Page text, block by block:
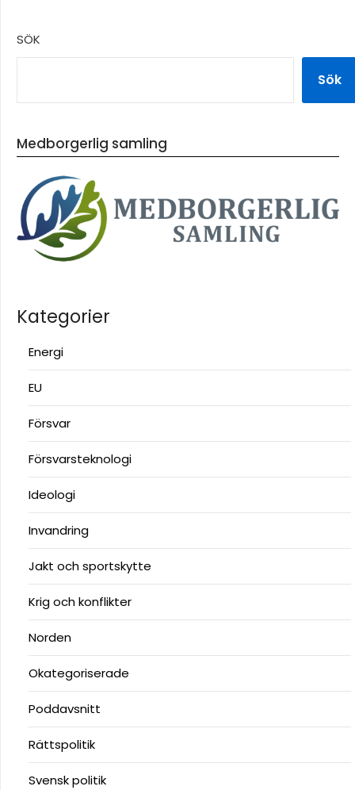
SÖK
Sök
Medborgerlig samling
Kategorier
Energi
EU
Försvar
Försvarsteknologi
Ideologi
Invandring
Jakt och sportskytte
Krig och konflikter
Norden
Okategoriserade
Poddavsnitt
Rättspolitik
Svensk politik